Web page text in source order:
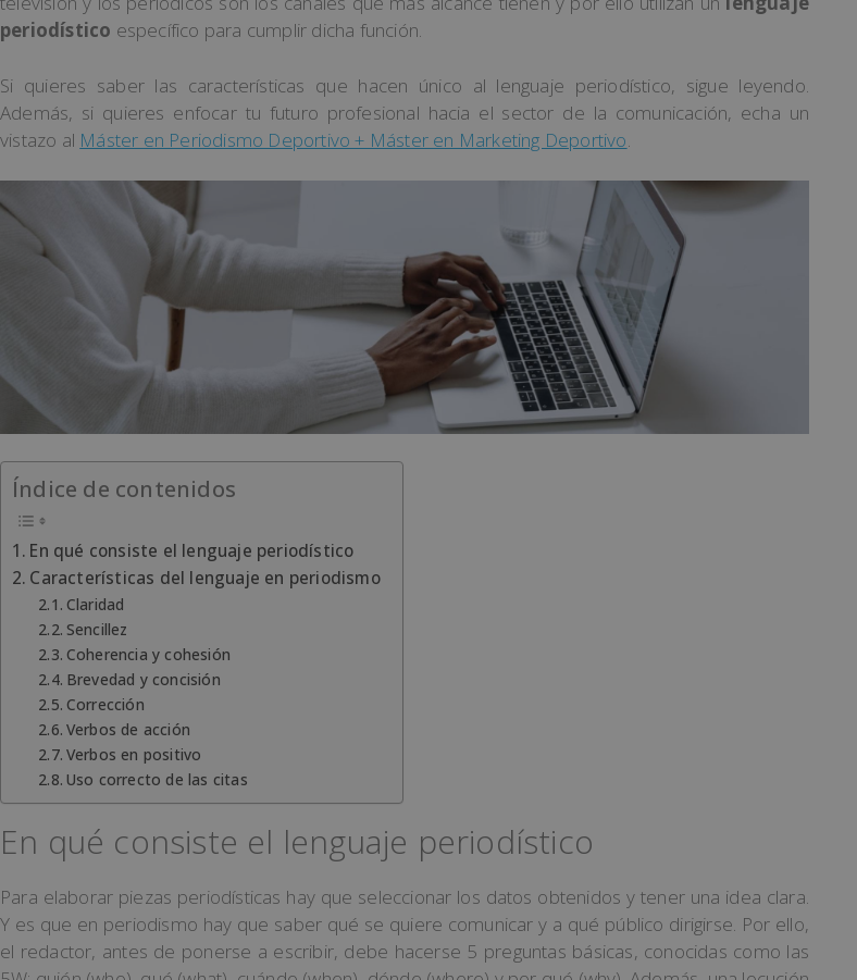
periodístico específico para cumplir dicha función.
Si quieres saber las características que hacen único al lenguaje periodístico, sigue leyendo.
Además, si quieres enfocar tu futuro profesional hacia el sector de la comunicación, echa un
vistazo al Máster en Periodismo Deportivo + Máster en Marketing Deportivo
Índice de contenidos
En qué consiste el lenguaje periodístico
Características del lenguaje en periodismo
Claridad
Sencillez
Coherencia y cohesión
Brevedad y concisión
Corrección
Verbos de acción
Verbos en positivo
Uso correcto de las citas
En qué consiste el lenguaje periodístico
Para elaborar piezas periodísticas hay que seleccionar los datos obtenidos y tener una idea clara.
Y es que en periodismo hay que saber qué se quiere comunicar y a qué público dirigirse. Por ello,
el redactor, antes de ponerse a escribir, debe hacerse 5 preguntas básicas, conocidas como las